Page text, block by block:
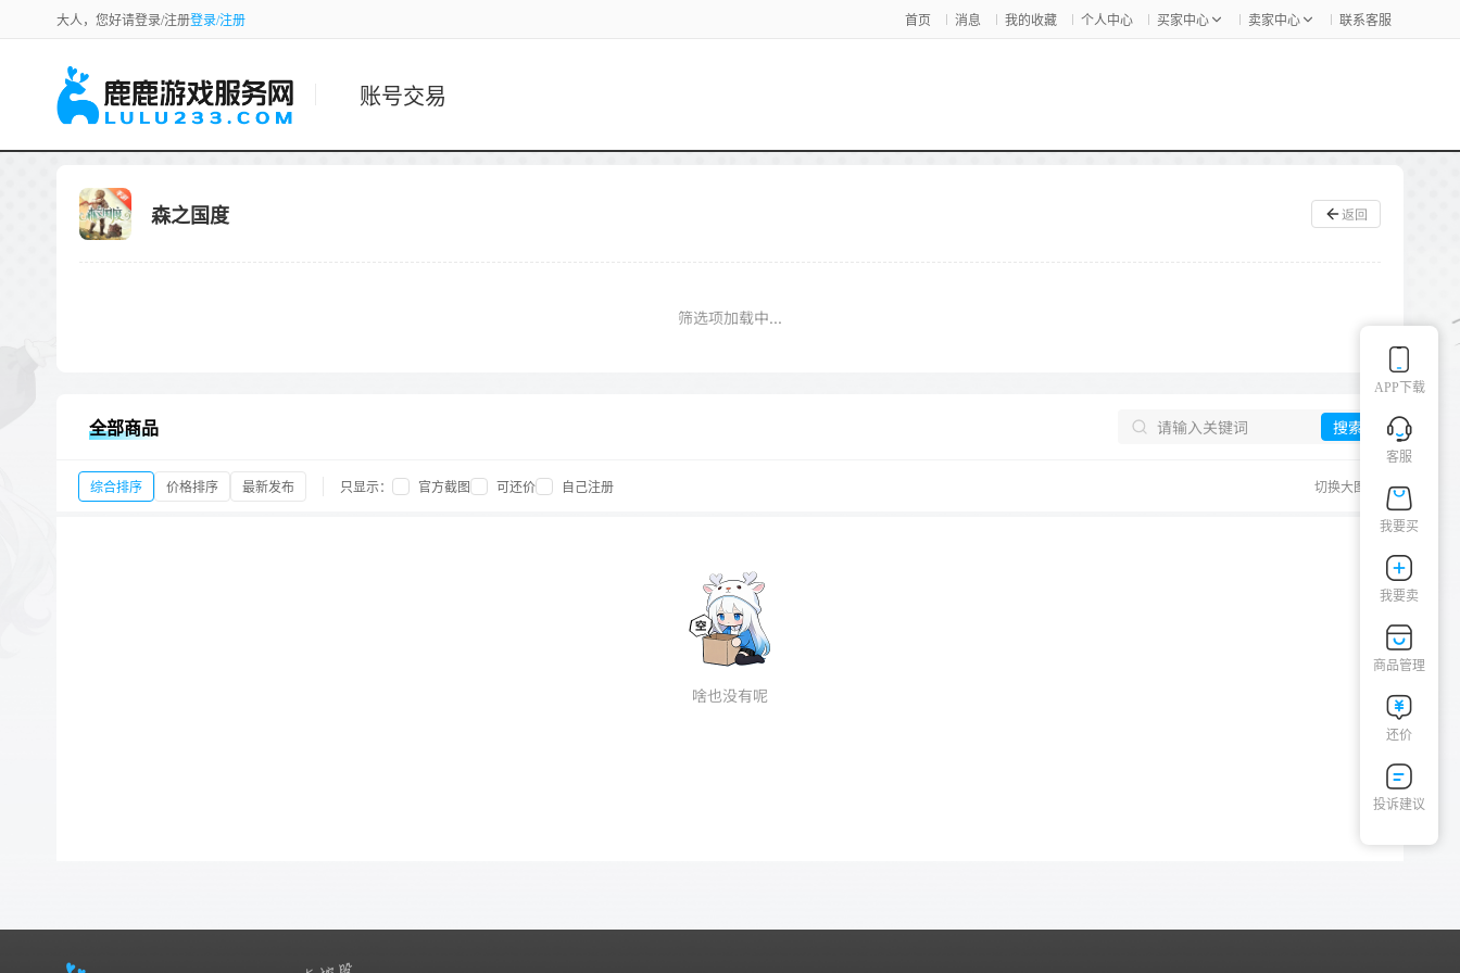
大人，您好请登录/注册登录/注册 首页 消息 我的收藏 个人中心 买家中心 卖家中心 联系客服
账号交易
森之国度 返回
筛选项加载中...
全部商品 搜索
综合排序 价格排序 最新发布 只显示： 官方截图 可还价 自己注册 切换大图
啥也没有呢
APP下载
客服
我要买
我要卖
商品管理
还价
投诉建议